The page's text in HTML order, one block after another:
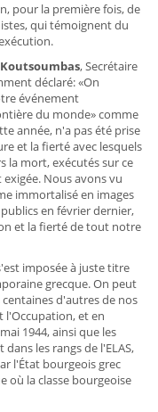
pour la première fois, de
qui témoignent du
, Secrétaire
déclaré: «On
événement
du monde» comme
année, n'a pas été prise
et la fierté avec lesquels
la mort, exécutés sur ce
Nous avons vu
immortalisé en images
en février dernier,
et la fierté de tout notre
imposée à juste titre
grecque. On peut
d'autres de nos
l'Occupation, et en
1944, ainsi que les
les rangs de l'ELAS,
l'État bourgeois grec
où la classe bourgeoise